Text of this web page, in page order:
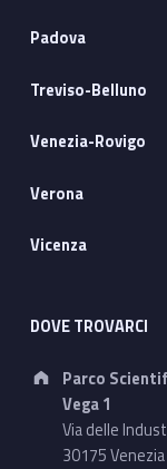
Padova
Treviso-Belluno
Venezia-Rovigo
Verona
Vicenza
DOVE TROVARCI
Address:
Parco
Vega 1
Via delle
30175